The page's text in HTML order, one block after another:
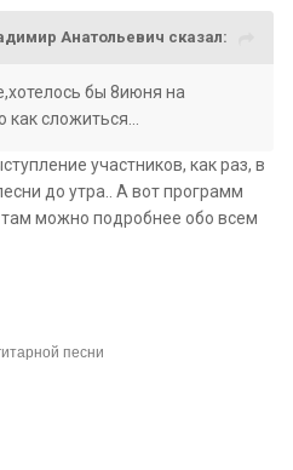
Анатольевич сказал:
бы 8июня на
как сложиться...
участников, как раз, в
до утра.. А вот программ
можно подробнее обо всем
песни